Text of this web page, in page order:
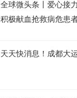
全球微头条丨爱心接
积极献血抢救病危患
天天快消息！成都大